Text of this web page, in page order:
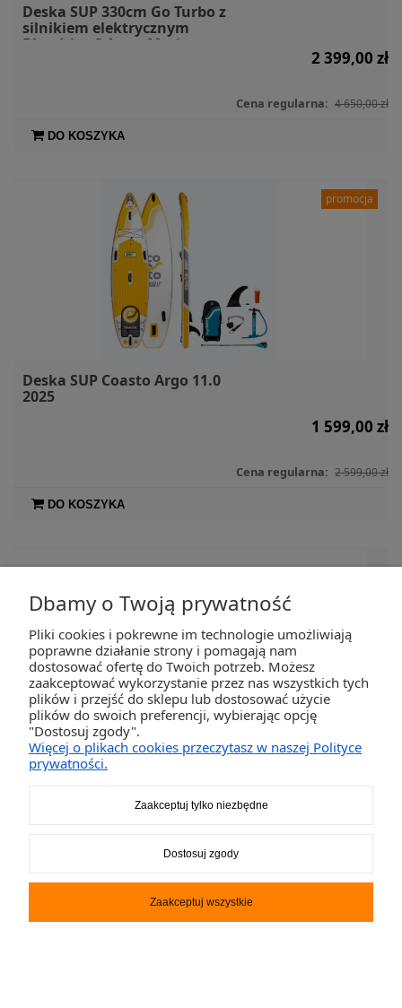
Deska SUP 330cm Go Turbo z
silnikiem elektrycznym
Bluedrive S Aqua Marina
2 399,00 zł
Cena regularna: 4 650,00 zł
DO KOSZYKA
Deska SUP Coasto Argo 11.0
2025
1 599,00 zł
Cena regularna: 2 599,00 zł
DO KOSZYKA
promocja
Deska SUP Gladiator Pro 11.4
Dbamy o Twoją prywatność
Pliki cookies i pokrewne im technologie umożliwiają
poprawne działanie strony i pomagają nam
dostosować ofertę do Twoich potrzeb. Możesz
zaakceptować wykorzystanie przez nas wszystkich tych
plików i przejść do sklepu lub dostosować użycie
plików do swoich preferencji, wybierając opcję
"Dostosuj zgody".
Więcej o plikach cookies przeczytasz w naszej Polityce
prywatności.
Zaakceptuj tylko niezbędne
Dostosuj zgody
Zaakceptuj wszystkie